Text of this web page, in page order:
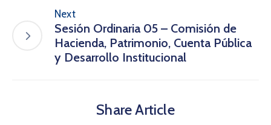
Next
Sesión Ordinaria 05 – Comisión de
Hacienda, Patrimonio, Cuenta Pública
y Desarrollo Institucional
Share Article